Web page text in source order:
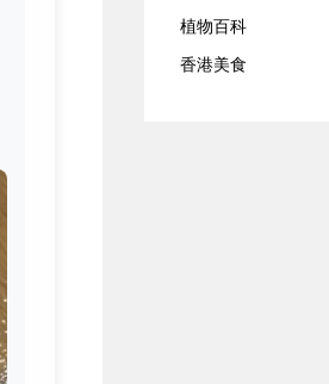
植物百科
香港美食